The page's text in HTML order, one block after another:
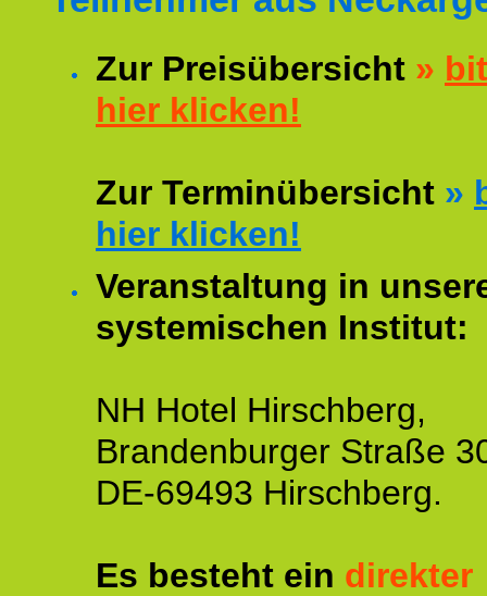
Zur Preisübersicht »
hier klicken!
Zur Terminübersicht »
hier klicken!
Veranstaltung in
systemischen Institut:
NH Hotel Hirschberg,
Brandenburger Straße
DE-69493 Hirschberg.
Es besteht ein direkter